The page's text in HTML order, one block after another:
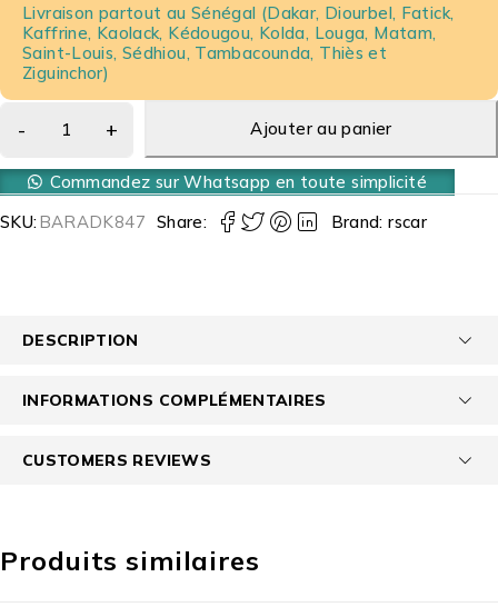
Livraison partout au Sénégal (Dakar, Diourbel, Fatick,
Kaffrine, Kaolack, Kédougou, Kolda, Louga, Matam,
Saint-Louis, Sédhiou, Tambacounda, Thiès et
Ziguinchor)
Ajouter au panier
Commandez sur Whatsapp en toute simplicité
SKU:BARADK847 Share: Brand:rscar
DESCRIPTION
INFORMATIONS COMPLÉMENTAIRES
CUSTOMERS REVIEWS
Produits similaires